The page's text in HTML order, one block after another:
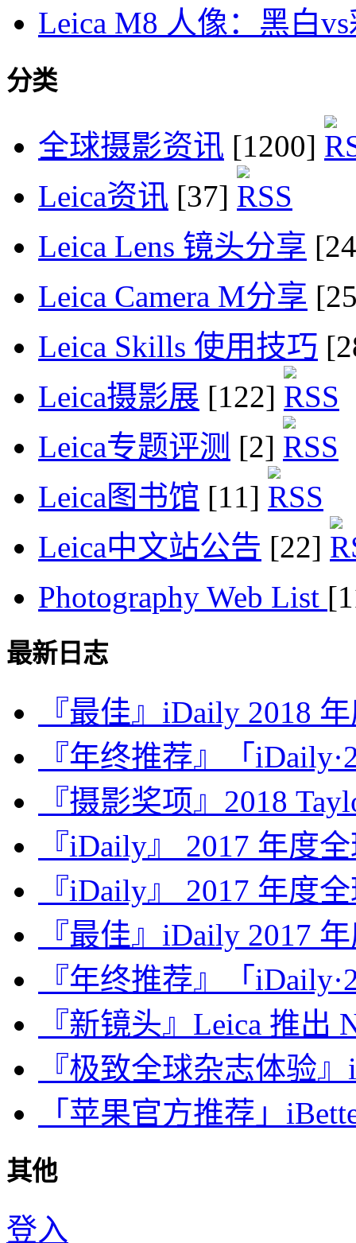
Leica M8 人像：黑白
分类
全球摄影资讯 [1200]
Leica资讯 [37]
Leica Lens 镜头分享
Leica Camera M分享
Leica Skills 使用技巧
Leica摄影展 [122]
Leica专题评测 [2]
Leica图书馆 [11]
Leica中文站公告 [22]
Photography Web List
最新日志
『最佳』iDaily 2018
『年终推荐』「
『摄影奖项』2018
『iDaily』 2017 年度
『iDaily』 2017 年度
『最佳』iDaily 2017
『年终推荐』「
『新镜头』Leica 推出
『极致全球杂志体验
「苹果官方推荐」
其他
登入